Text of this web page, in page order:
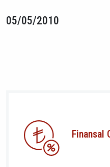
05/05/2010
Finansal